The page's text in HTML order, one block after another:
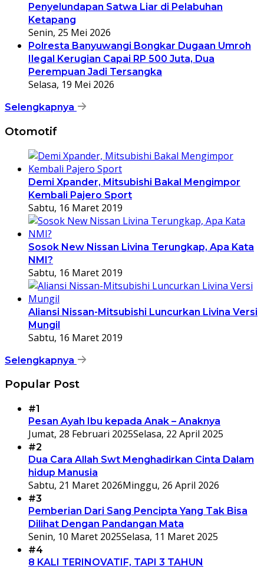
Penyelundapan Satwa Liar di Pelabuhan
Ketapang
Senin, 25 Mei 2026
Polresta Banyuwangi Bongkar Dugaan Umroh
Ilegal Kerugian Capai RP 500 Juta, Dua
Perempuan Jadi Tersangka
Selasa, 19 Mei 2026
Selengkapnya
Otomotif
Demi Xpander, Mitsubishi Bakal Mengimpor
Kembali Pajero Sport
Sabtu, 16 Maret 2019
Sosok New Nissan Livina Terungkap, Apa Kata
NMI?
Sabtu, 16 Maret 2019
Aliansi Nissan-Mitsubishi Luncurkan Livina Versi
Mungil
Sabtu, 16 Maret 2019
Selengkapnya
Popular Post
#1
Pesan Ayah Ibu kepada Anak – Anaknya
Jumat, 28 Februari 2025Selasa, 22 April 2025
#2
Dua Cara Allah Swt Menghadirkan Cinta Dalam
hidup Manusia
Sabtu, 21 Maret 2026Minggu, 26 April 2026
#3
Pemberian Dari Sang Pencipta Yang Tak Bisa
Dilihat Dengan Pandangan Mata
Senin, 10 Maret 2025Selasa, 11 Maret 2025
#4
8 KALI TERINOVATIF, TAPI 3 TAHUN